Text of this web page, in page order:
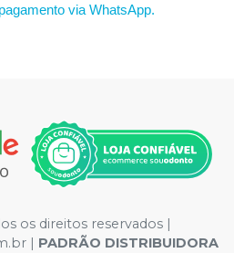
via WhatsApp.
os direitos reservados |
| PADRÃO DISTRIBUIDORA